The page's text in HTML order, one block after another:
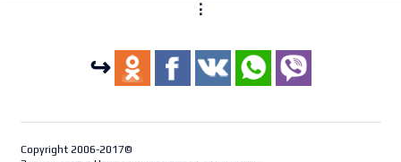
⋮
↪
Copyright 2006-2017©